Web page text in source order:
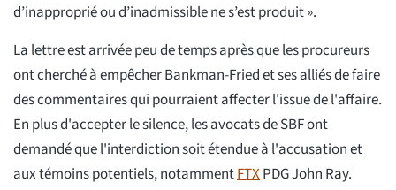
d’inapproprié ou d’inadmissible ne s’est produit ».
La lettre est arrivée peu de temps après que les procureurs
ont cherché à empêcher Bankman-Fried et ses alliés de faire
des commentaires qui pourraient affecter l'issue de l'affaire.
En plus d'accepter le silence, les avocats de SBF ont
demandé que l'interdiction soit étendue à l'accusation et
aux témoins potentiels, notammentFTXPDG John Ray.